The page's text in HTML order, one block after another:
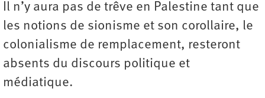
Il n’y aura pas de trêve en Palestine tant que
les notions de sionisme et son corollaire, le
colonialisme de remplacement, resteront
absents du discours politique et
médiatique.